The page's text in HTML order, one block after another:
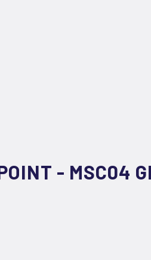
- MSC04